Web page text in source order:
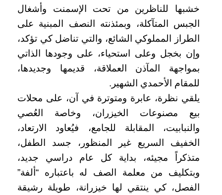
خشبها للناظرين من تحت الإسمنت وأشغال
الجبس المتآكلة، وبمئذنته النصف المبنية على
الطراز المملوكي الشائع، والتي تناضل كي تؤكد،
وإن بخجل وعلى استحياء، على وجودها الذاتي
بمواجهة المآذن العملاقة، قديمها وجديدها،
للمقام الأحمدي الشهير.
يلقي نظرة، عابرة ومتوترة في آن، على محلات
بيع مصنوعات الخيزران، وخاصة العُصي
والنبابيت، المقابلة للجامع، فيُعاود الارتعاد،
الخفيف السريع غير المنظور، جسد الطفل،
متذكراً مجيئه، بداية كل عام دراسي جديد،
وبتكليف من معلمة الصف له باعتباره “ألفة”
الفصل، كي ينتقي لها خيزرانة، طويلة رشيقة